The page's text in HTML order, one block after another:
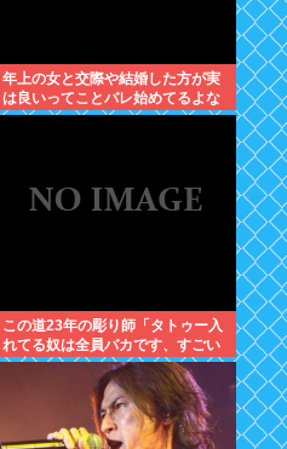
年上の女と交際や結婚した方が実
は良いってことバレ始めてるよな
この道23年の彫り師「タトゥー入
れてる奴は全員バカです、すごい
民度低い」